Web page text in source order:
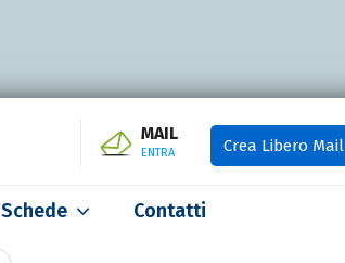
MAIL
ENTRA Crea Libero Mail
Schede Contatti